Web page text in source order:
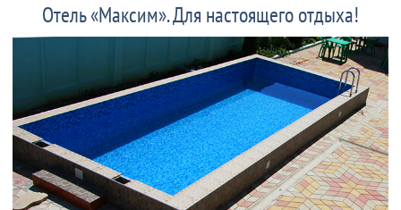
Отель «Максим». Для настоящего отдыха!